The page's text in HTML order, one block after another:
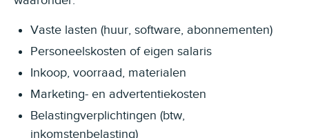
Vaste lasten (huur, software, abonnementen)
Personeelskosten of eigen salaris
Inkoop, voorraad, materialen
Marketing- en advertentiekosten
Belastingverplichtingen (btw,
inkomstenbelasting)